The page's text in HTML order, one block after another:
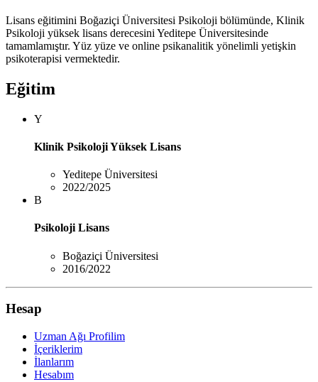
Lisans eğitimini Boğaziçi Üniversitesi Psikoloji bölümünde, Klinik
Psikoloji yüksek lisans derecesini Yeditepe Üniversitesinde
tamamlamıştır. Yüz yüze ve online psikanalitik yönelimli yetişkin
psikoterapisi vermektedir.
Eğitim
Y
Klinik Psikoloji Yüksek Lisans
Yeditepe Üniversitesi
2022/2025
B
Psikoloji Lisans
Boğaziçi Üniversitesi
2016/2022
Hesap
Uzman Ağı Profilim
İçeriklerim
İlanlarım
Hesabım